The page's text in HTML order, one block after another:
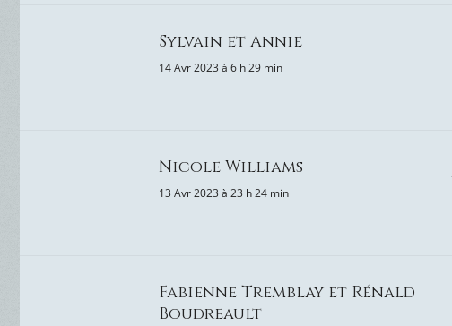
Sylvain et Annie
14 Avr 2023 à 6 h 29 min
Nicole Williams
13 Avr 2023 à 23 h 24 min
Fabienne Tremblay et Rénald
Boudreault